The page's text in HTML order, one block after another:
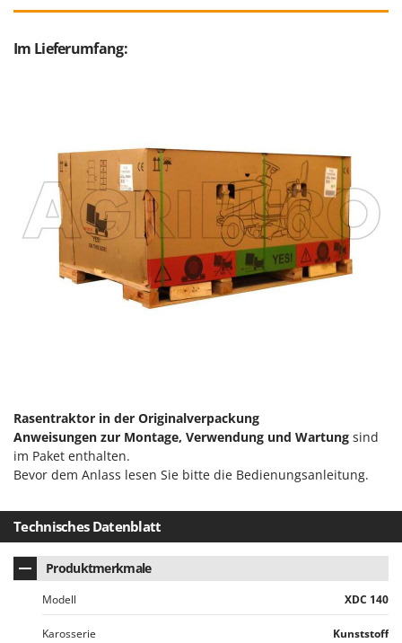
Im Lieferumfang:
Rasentraktor in der Originalverpackung
Anweisungen zur Montage, Verwendung und Wartung sind
im Paket enthalten.
Bevor dem Anlass lesen Sie bitte die Bedienungsanleitung.
Technisches Datenblatt
Produktmerkmale
Modell XDC 140
Karosserie Kunststoff